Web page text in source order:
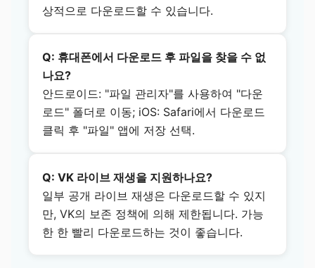
상적으로 다운로드할 수 있습니다.
Q: 휴대폰에서 다운로드 후 파일을 찾을 수 없
나요?
안드로이드: "파일 관리자"를 사용하여 "다운
로드" 폴더로 이동; iOS: Safari에서 다운로드
클릭 후 "파일" 앱에 저장 선택.
Q: VK 라이브 재생을 지원하나요?
일부 공개 라이브 재생은 다운로드할 수 있지
만, VK의 보존 정책에 의해 제한됩니다. 가능
한 한 빨리 다운로드하는 것이 좋습니다.